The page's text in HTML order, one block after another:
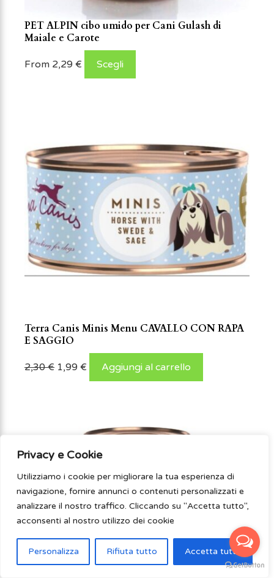
Privacy e Cookie
Utilizziamo i cookie per migliorare la tua esperienza di
navigazione, fornire annunci o contenuti personalizzati e
analizzare il nostro traffico. Cliccando su "Accetta tutto",
acconsenti al nostro utilizzo dei cookie
Personalizza Rifiuta tutto Accetta tutto
PET ALPIN cibo umido per Cani Gulash di
Maiale e Carote
From 2,29 € Scegli
Terra Canis Minis Menu CAVALLO CON RAPA
E SAGGIO
2,30€ 1,99 € Aggiungi al carrello